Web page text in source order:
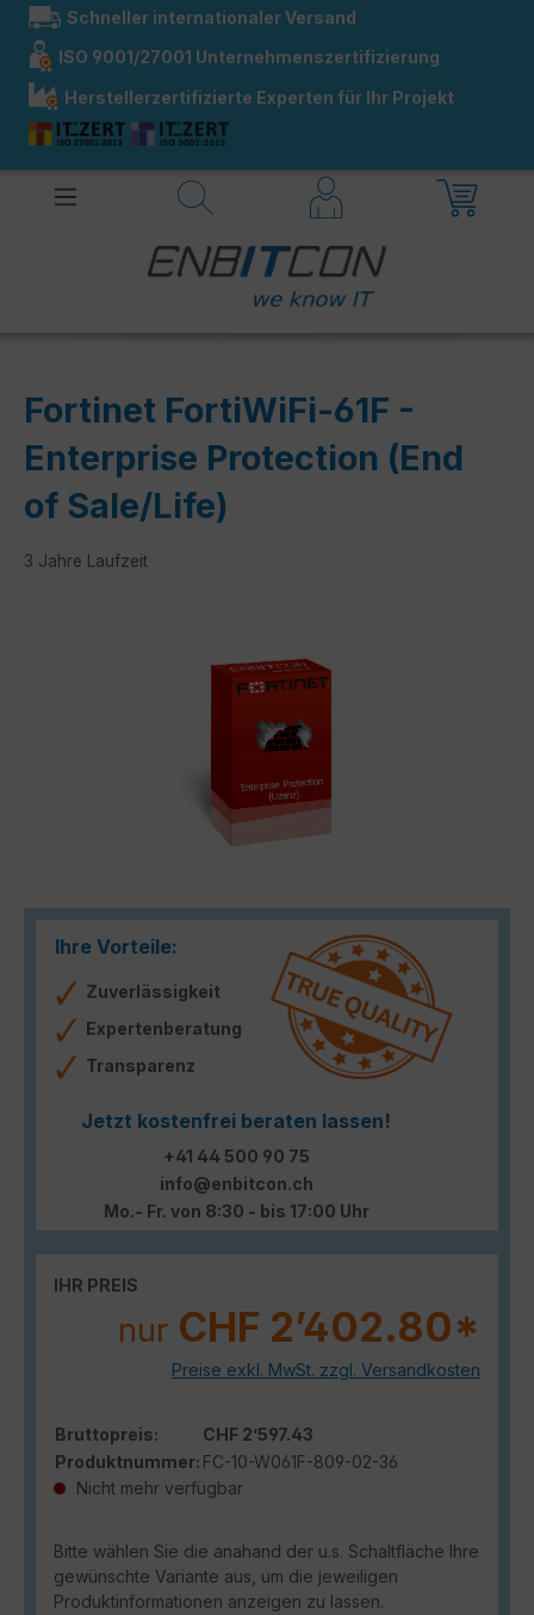
springen
Schneller internationaler Versand
ISO 9001/27001 Unternehmenszertifizierung
Herstellerzertifizierte Experten für Ihr Projekt
Fortinet FortiWiFi-61F -
Enterprise Protection (End
of Sale/Life)
3 Jahre Laufzeit
Ihre Vorteile:
Zuverlässigkeit
Expertenberatung
Transparenz
Jetzt kostenfrei beraten lassen!
+41 44 500 90 75
info@enbitcon.ch
Mo.- Fr. von 8:30 - bis 17:00 Uhr
IHR PREIS
nur CHF 2’402.80*
Preise exkl. MwSt. zzgl. Versandkosten
Bruttopreis:
CHF 2’597.43
Produktnummer: FC-10-W061F-809-02-36
Nicht mehr verfügbar
Bitte wählen Sie die anahand der u.s. Schaltfläche Ihre
gewünschte Variante aus, um die jeweiligen
Produktinformationen anzeigen zu lassen.